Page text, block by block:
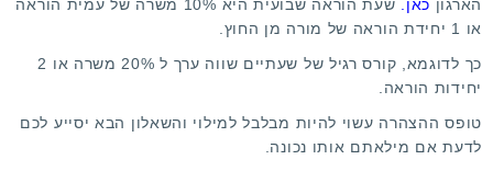
הארגון כאן
שעת הוראה שבועית היא 10% משרה של עמית הוראה
או 1 יחידת הוראה של מורה מן החוץ.
כך לדוגמא, קורס רגיל של שעתיים שווה ערך ל 20% משרה או 2
יחידות הוראה.
טופס ההצהרה עשוי להיות מבלבל למילוי והשאלון הבא יסייע לכם
לדעת אם מילאתם אותו נכונה.